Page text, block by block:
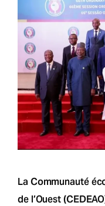
La Communauté
de l’Ouest